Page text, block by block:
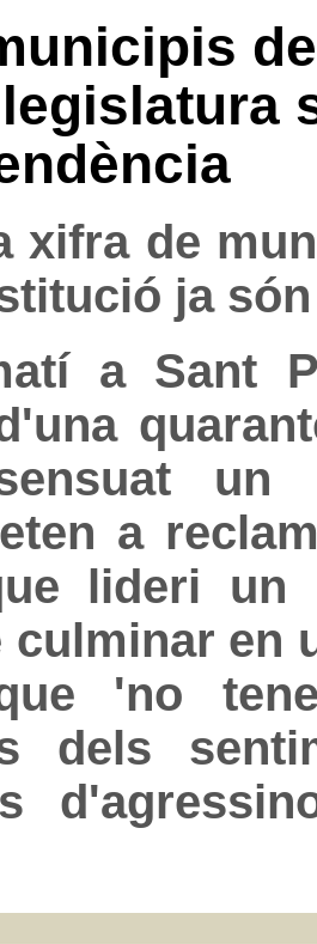
xifra de
ja són
a Sant
a
lideri un
culminar en
'no
dels